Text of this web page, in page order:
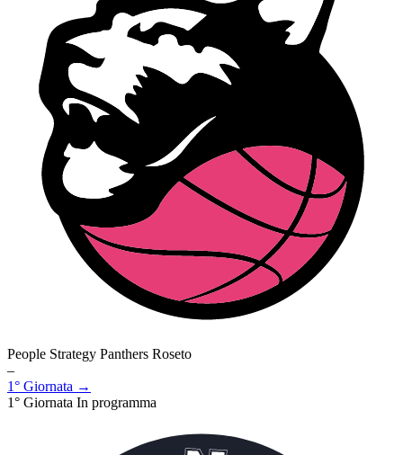
People Strategy Panthers Roseto
–
1° Giornata →
1° Giornata In programma